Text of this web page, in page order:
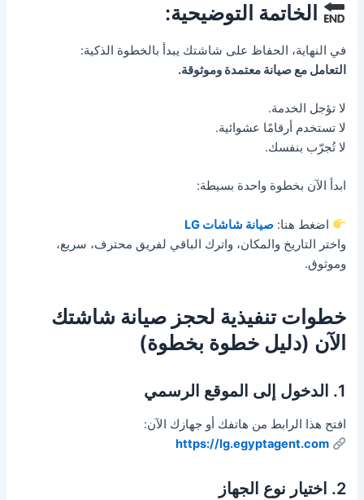
الخاتمة التوضيحية:
في النهاية، الحفاظ على شاشتك يبدأ بالخطوة الذكية:
التعامل مع صيانة معتمدة وموثوقة.
لا تؤجل الخدمة.
لا تستخدم أرقامًا عشوائية.
لا تُجرّب بنفسك.
ابدأ الآن بخطوة واحدة بسيطة:
اضغط هنا:صيانة شاشات LG
واختر التاريخ والمكان، واترك الباقي لفريق محترف، سريع،
وموثوق.
خطوات تنفيذية لحجز صيانة شاشتك
الآن (دليل خطوة بخطوة)
1. الدخول إلى الموقع الرسمي
افتح هذا الرابط من هاتفك أو جهازك الآن:
https://lg.egyptagent.com
2. اختيار نوع الجهاز